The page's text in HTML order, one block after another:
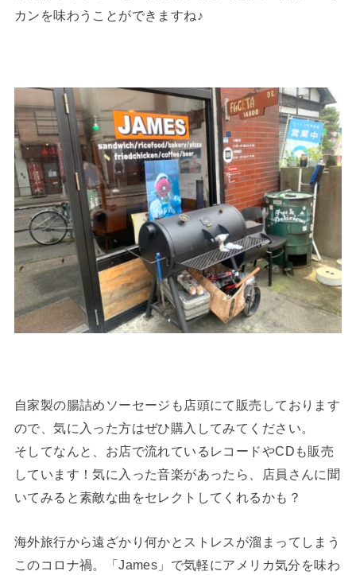
カンを味わうことができますね♪
自家製の腸詰めソーセージも店頭にて販売しております
ので、気に入った方はぜひ購入してみてください。
そしてなんと、お店で流れているレコードやCDも販売
しています！気に入った音楽があったら、店員さんに聞
いてみると素敵な曲をセレクトしてくれるかも？
海外旅行から遠ざかり何かとストレスが溜まってしまう
このコロナ禍。「James」で気軽にアメリカ気分を味わ